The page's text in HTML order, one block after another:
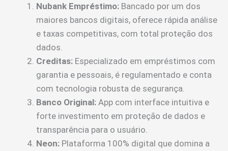
Nubank Empréstimo: Bancado por um dos
maiores bancos digitais, oferece rápida análise
e taxas competitivas, com total proteção dos
dados.
Creditas: Especializado em empréstimos com
garantia e pessoais, é regulamentado e conta
com tecnologia robusta de segurança.
Banco Original: App com interface intuitiva e
forte investimento em proteção de dados e
transparência para o usuário.
Neon: Plataforma 100% digital que domina a